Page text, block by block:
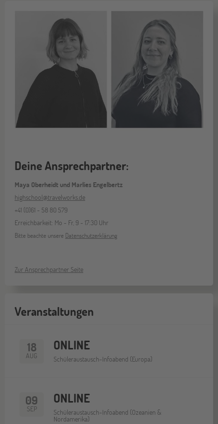
Deine Ansprechpartner:
Maya Oberheidt und Marlies Engelbertz
highschool@travelworks.de
+41 (0)61 - 58 80 579
Erreichbarkeit: Mo - Fr, 9 - 17:30 Uhr
Bitte beachte unsere Datenschutzerklärung
Zur Ansprechpartner Seite
Veranstaltungen
18
AUG
ONLINE
Schüleraustausch-Infoabend (Europa)
09
SEP
ONLINE
Schüleraustausch-Infoabend (Ozeanien &
Nordamerika)